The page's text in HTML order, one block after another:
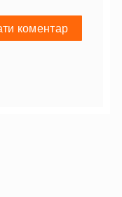
коментар